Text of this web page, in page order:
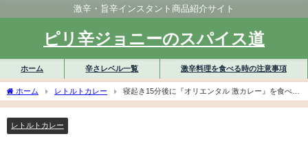
激辛・旨辛インスタント商品紹介サイト
ピリ辛ジョニーのスパイス道
ホーム 辛さレベル一覧 激辛料理を食べる時の注意事項
ホーム レトルトカレー
寝起き15分後に『オリエンタル 激カレー』を食べる
と優雅な1日を過ごせる。
レトルトカレー